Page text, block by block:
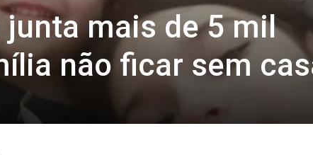
mais de 5 mil
não ficar sem